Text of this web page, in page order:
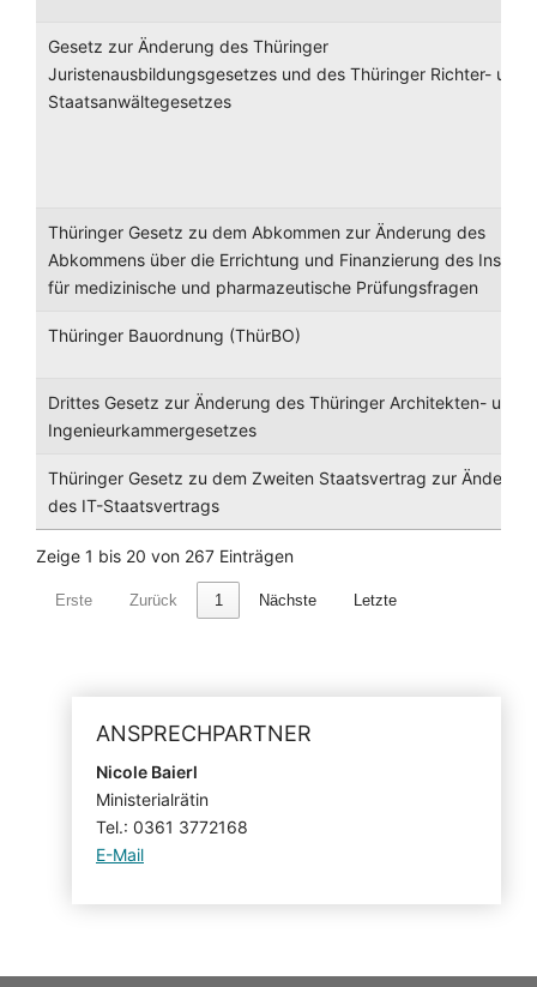
Gesetz zur Änderung des Thüringer
Juristenausbildungsgesetzes und des Thüringer Richter- und
Staatsanwältegesetzes
Thüringer Gesetz zu dem Abkommen zur Änderung des
Abkommens über die Errichtung und Finanzierung des
für medizinische und pharmazeutische Prüfungsfragen
Thüringer Bauordnung (ThürBO)
Drittes Gesetz zur Änderung des Thüringer Architekten- und
Ingenieurkammergesetzes
Thüringer Gesetz zu dem Zweiten Staatsvertrag zur Änderung
des IT-Staatsvertrags
Zeige 1 bis 20 von 267 Einträgen
Erste Zurück 1 Nächste Letzte
ANSPRECHPARTNER
Nicole Baierl
Ministerialrätin
Tel.: 0361 3772168
E-Mail